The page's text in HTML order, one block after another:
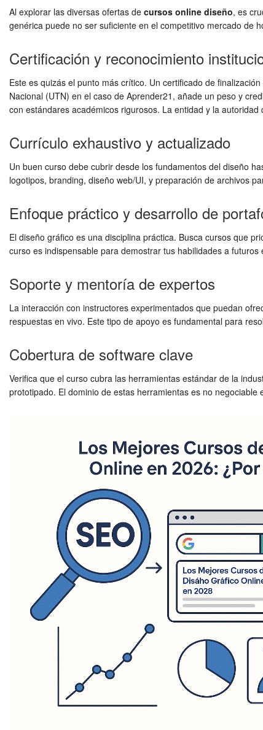
Al explorar las diversas ofertas de cursos online diseño, es
genérica puede no ser suficiente en el competitivo mercado de
Certificación y reconocimiento
Este es quizás el punto más crítico. Un certificado de
Nacional (UTN) en el caso de Aprender21, añade un peso y
con estándares académicos rigurosos. La entidad y la
Currículo exhaustivo y actualizado
Un buen curso debe cubrir desde los fundamentos del diseño
logotipos, branding, diseño web/UI, y preparación de archivos
Enfoque práctico y desarrollo de
El diseño gráfico es una disciplina práctica. Busca cursos que
curso es indispensable para demostrar tus habilidades a
Soporte y mentoría de expertos
La interacción con instructores experimentados que puedan
respuestas en vivo. Este tipo de apoyo es fundamental para
Cobertura de software clave
Verifica que el curso cubra las herramientas estándar de la
prototipado. El dominio de estas herramientas es no negociable